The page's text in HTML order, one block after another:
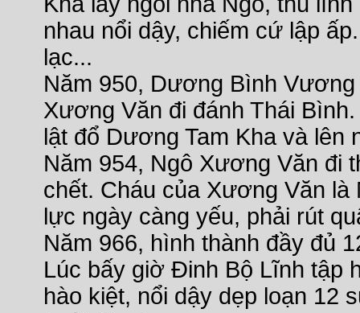
nhau nổi dậy, chiếm cứ lập
lạc...
Năm 950, Dương Bình
Xương Văn đi đánh Thái
lật đổ Dương Tam Kha và lên
Năm 954, Ngô Xương Văn đi
chết. Cháu của Xương Văn
lực ngày càng yếu, phải rút
Năm 966, hình thành đầy đủ
Lúc bấy giờ Đinh Bộ Lĩnh tập
hào kiệt, nổi dậy dẹp loạn 12